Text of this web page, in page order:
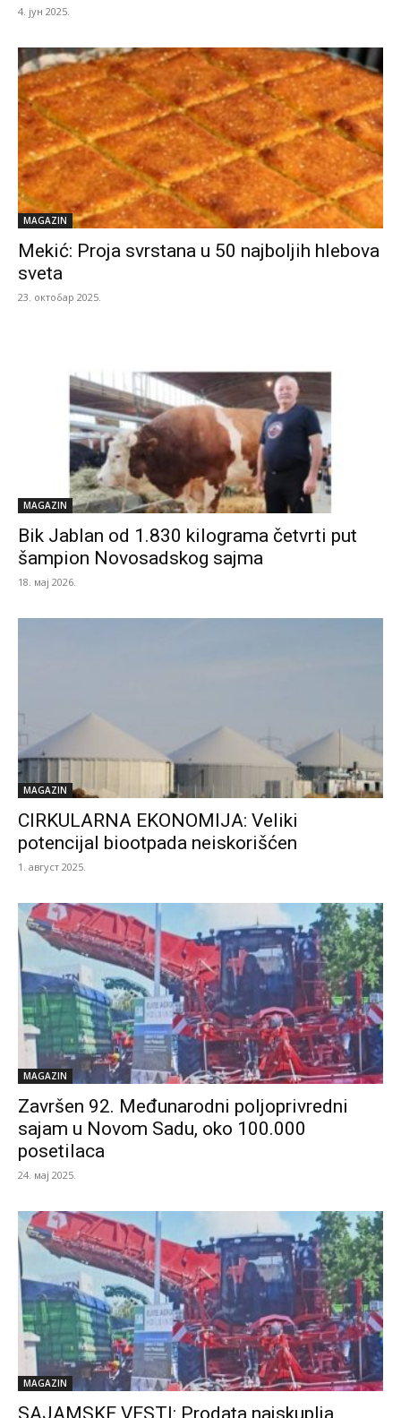
4. јун 2025.
MAGAZIN
Mekić: Proja svrstana u 50 najboljih hlebova
sveta
23. октобар 2025.
MAGAZIN
Bik Jablan od 1.830 kilograma četvrti put
šampion Novosadskog sajma
18. мај 2026.
MAGAZIN
CIRKULARNA EKONOMIJA: Veliki
potencijal biootpada neiskorišćen
1. август 2025.
MAGAZIN
Završen 92. Međunarodni poljoprivredni
sajam u Novom Sadu, oko 100.000
posetilaca
24. мај 2025.
MAGAZIN